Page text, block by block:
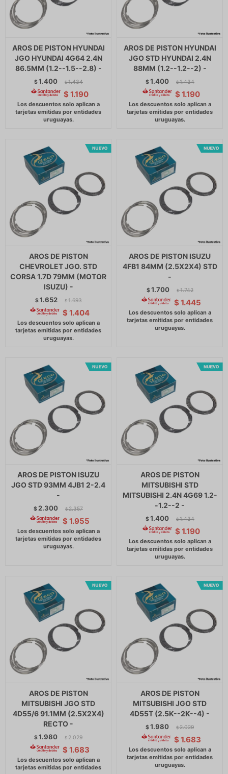
AROS DE PISTON HYUNDAI
JGO HYUNDAI 4G64 2.4N
86.5MM (1.2--1.5--2.8) -
$1.400 $ 1.434
$ 1.190
AROS DE PISTON HYUNDAI
JGO STD HYUNDAI 2.4N
88MM (1.2--1.2--2) -
$1.400 $ 1.434
$ 1.190
AROS DE PISTON
CHEVROLET JGO. STD
CORSA 1.7D 79MM (MOTOR
ISUZU) -
$1.652 $ 1.693
$ 1.404
AROS DE PISTON ISUZU
4FB1 84MM (2.5X2X4) STD
-
$1.700 $ 1.742
$ 1.445
AROS DE PISTON ISUZU
JGO STD 93MM 4JB1 2-2.4
-
$ 2.300 $ 2.357
$ 1.955
AROS DE PISTON
MITSUBISHI STD
MITSUBISHI 2.4N 4G69 1.2-
-1.2--2 -
$1.400 $ 1.434
$ 1.190
AROS DE PISTON
MITSUBISHI JGO STD
4D55/6 91.1MM (2.5X2X4)
RECTO -
$1.980 $ 2.029
$ 1.683
AROS DE PISTON
MITSUBISHI JGO STD
4D55T (2.5K--2K--4) -
$1.980 $ 2.029
$ 1.683